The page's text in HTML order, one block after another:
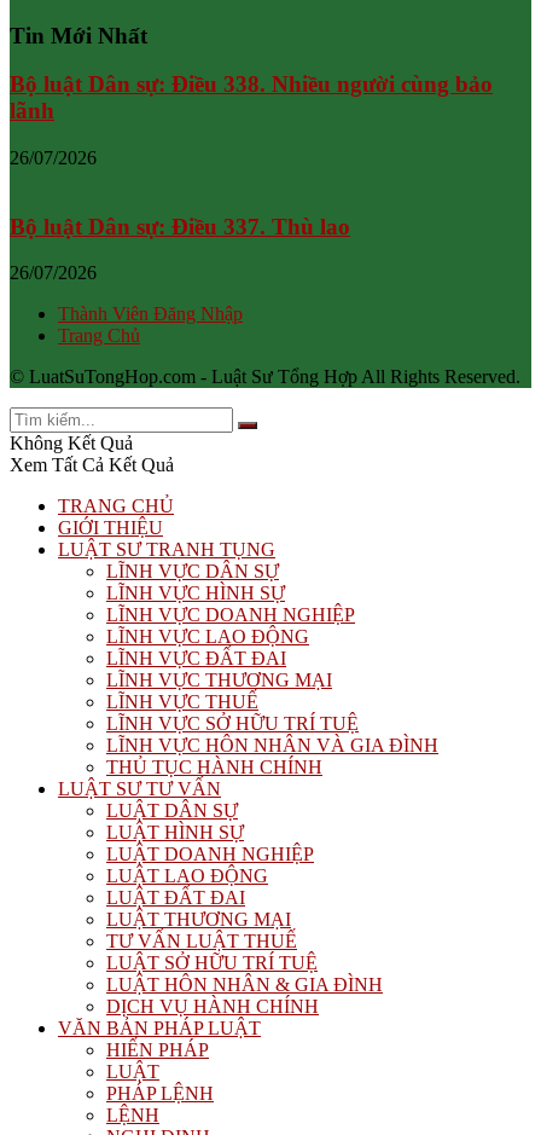
Tin Mới Nhất
Bộ luật Dân sự: Điều 338. Nhiều người cùng bảo
lãnh
26/07/2026
Bộ luật Dân sự: Điều 337. Thù lao
26/07/2026
Thành Viên Đăng Nhập
Trang Chủ
© LuatSuTongHop.com - Luật Sư Tổng Hợp All Rights Reserved.
Không Kết Quả
Xem Tất Cả Kết Quả
TRANG CHỦ
GIỚI THIỆU
LUẬT SƯ TRANH TỤNG
LĨNH VỰC DÂN SỰ
LĨNH VỰC HÌNH SỰ
LĨNH VỰC DOANH NGHIỆP
LĨNH VỰC LAO ĐỘNG
LĨNH VỰC ĐẤT ĐAI
LĨNH VỰC THƯƠNG MẠI
LĨNH VỰC THUẾ
LĨNH VỰC SỞ HỮU TRÍ TUỆ
LĨNH VỰC HÔN NHÂN VÀ GIA ĐÌNH
THỦ TỤC HÀNH CHÍNH
LUẬT SƯ TƯ VẤN
LUẬT DÂN SỰ
LUẬT HÌNH SỰ
LUẬT DOANH NGHIỆP
LUẬT LAO ĐỘNG
LUẬT ĐẤT ĐAI
LUẬT THƯƠNG MẠI
TƯ VẤN LUẬT THUẾ
LUẬT SỞ HỮU TRÍ TUỆ
LUẬT HÔN NHÂN & GIA ĐÌNH
DỊCH VỤ HÀNH CHÍNH
VĂN BẢN PHÁP LUẬT
HIẾN PHÁP
LUẬT
PHÁP LỆNH
LỆNH